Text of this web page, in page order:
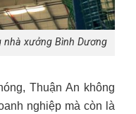
nhà xưởng Bình Dương
Thuận An không
nghiệp mà còn là